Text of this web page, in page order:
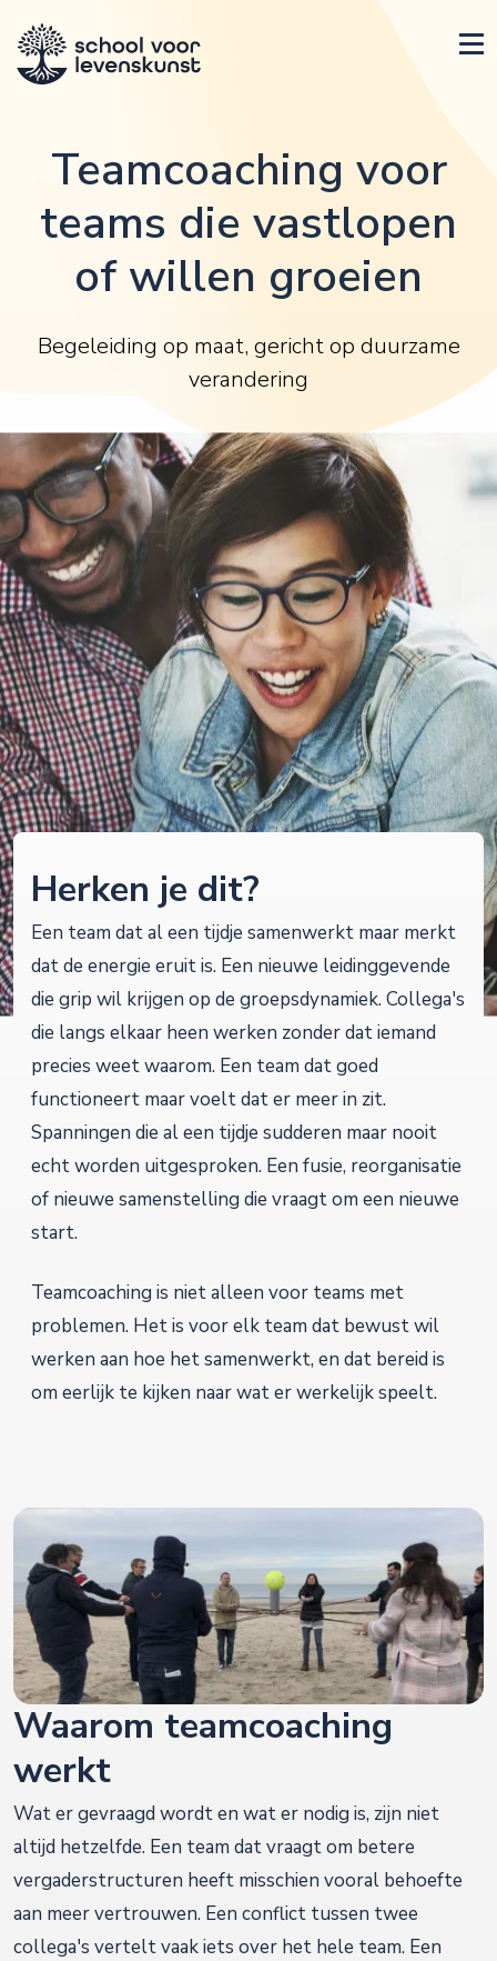
Teamcoaching voor
teams die vastlopen
of willen groeien
Begeleiding op maat, gericht op duurzame
verandering
Herken je dit?
Een team dat al een tijdje samenwerkt maar merkt
dat de energie eruit is. Een nieuwe leidinggevende
die grip wil krijgen op de groepsdynamiek. Collega's
die langs elkaar heen werken zonder dat iemand
precies weet waarom. Een team dat goed
functioneert maar voelt dat er meer in zit.
Spanningen die al een tijdje sudderen maar nooit
echt worden uitgesproken. Een fusie, reorganisatie
of nieuwe samenstelling die vraagt om een nieuwe
start.
Teamcoaching is niet alleen voor teams met
problemen. Het is voor elk team dat bewust wil
werken aan hoe het samenwerkt, en dat bereid is
om eerlijk te kijken naar wat er werkelijk speelt.
Waarom teamcoaching
werkt
Wat er gevraagd wordt en wat er nodig is, zijn niet
altijd hetzelfde. Een team dat vraagt om betere
vergaderstructuren heeft misschien vooral behoefte
aan meer vertrouwen. Een conflict tussen twee
collega's vertelt vaak iets over het hele team. Een